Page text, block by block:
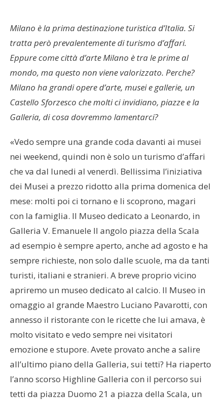
Milano è la prima destinazione turistica d’Italia. Si
tratta però prevalentemente di turismo d’affari.
Eppure come città d’arte Milano è tra le prime al
mondo, ma questo non viene valorizzato. Perche?
Milano ha grandi opere d’arte, musei e gallerie, un
Castello Sforzesco che molti ci invidiano, piazze e la
Galleria, di cosa dovremmo lamentarci?
«Vedo sempre una grande coda davanti ai musei
nei weekend, quindi non è solo un turismo d’affari
che va dal lunedi al venerdì. Bellissima l’iniziativa
dei Musei a prezzo ridotto alla prima domenica del
mese: molti poi ci tornano e li scoprono, magari
con la famiglia. Il Museo dedicato a Leonardo, in
Galleria V. Emanuele II angolo piazza della Scala
ad esempio è sempre aperto, anche ad agosto e ha
sempre richieste, non solo dalle scuole, ma da tanti
turisti, italiani e stranieri. A breve proprio vicino
apriremo un museo dedicato al calcio. Il Museo in
omaggio al grande Maestro Luciano Pavarotti, con
annesso il ristorante con le ricette che lui amava, è
molto visitato e vedo sempre nei visitatori
emozione e stupore. Avete provato anche a salire
all’ultimo piano della Galleria, sui tetti? Ha riaperto
l’anno scorso Highline Galleria con il percorso sui
tetti da piazza Duomo 21 a piazza della Scala, un